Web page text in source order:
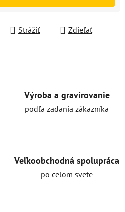
Strážiť Zdieľať
Výroba a gravírovanie
podľa zadania zákazníka
Veľkoobchodná spolupráca
po celom svete